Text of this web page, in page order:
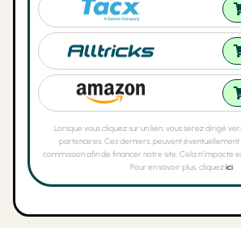
Lorsque vous cliquez sur un lien, vous serez dirigé
partenaires. Ces derniers, peuvent éventuellement
commission afin de financer notre site. Cela n’impacte
Pour en savoir plus, cliquezici.